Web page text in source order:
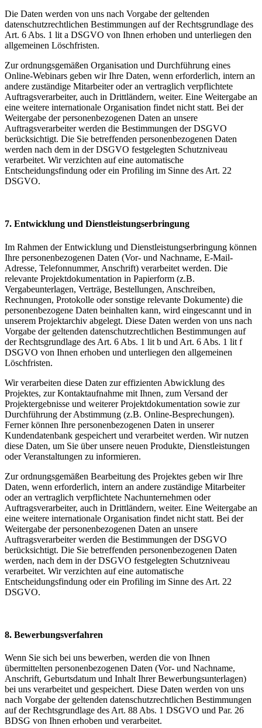
Die Daten werden von uns nach Vorgabe der geltenden
datenschutzrechtlichen Bestimmungen auf der Rechtsgrundlage des
Art. 6 Abs. 1 lit a DSGVO von Ihnen erhoben und unterliegen den
allgemeinen Löschfristen.
Zur ordnungsgemäßen Organisation und Durchführung eines
Online-Webinars geben wir Ihre Daten, wenn erforderlich, intern an
andere zuständige Mitarbeiter oder an vertraglich verpflichtete
Auftragsverarbeiter, auch in Drittländern, weiter. Eine Weitergabe an
eine weitere internationale Organisation findet nicht statt. Bei der
Weitergabe der personenbezogenen Daten an unsere
Auftragsverarbeiter werden die Bestimmungen der DSGVO
berücksichtigt. Die Sie betreffenden personenbezogenen Daten
werden nach dem in der DSGVO festgelegten Schutzniveau
verarbeitet. Wir verzichten auf eine automatische
Entscheidungsfindung oder ein Profiling im Sinne des Art. 22
DSGVO.
7. Entwicklung und Dienstleistungserbringung
Im Rahmen der Entwicklung und Dienstleistungserbringung können
Ihre personenbezogenen Daten (Vor- und Nachname, E-Mail-
Adresse, Telefonnummer, Anschrift) verarbeitet werden. Die
relevante Projektdokumentation in Papierform (z.B.
Vergabeunterlagen, Verträge, Bestellungen, Anschreiben,
Rechnungen, Protokolle oder sonstige relevante Dokumente) die
personenbezogene Daten beinhalten kann, wird eingescannt und in
unserem Projektarchiv abgelegt. Diese Daten werden von uns nach
Vorgabe der geltenden datenschutzrechtlichen Bestimmungen auf
der Rechtsgrundlage des Art. 6 Abs. 1 lit b und Art. 6 Abs. 1 lit f
DSGVO von Ihnen erhoben und unterliegen den allgemeinen
Löschfristen.
Wir verarbeiten diese Daten zur effizienten Abwicklung des
Projektes, zur Kontaktaufnahme mit Ihnen, zum Versand der
Projektergebnisse und weiterer Projektdokumentation sowie zur
Durchführung der Abstimmung (z.B. Online-Besprechungen).
Ferner können Ihre personenbezogenen Daten in unserer
Kundendatenbank gespeichert und verarbeitet werden. Wir nutzen
diese Daten, um Sie über unsere neuen Produkte, Dienstleistungen
oder Veranstaltungen zu informieren.
Zur ordnungsgemäßen Bearbeitung des Projektes geben wir Ihre
Daten, wenn erforderlich, intern an andere zuständige Mitarbeiter
oder an vertraglich verpflichtete Nachunternehmen oder
Auftragsverarbeiter, auch in Drittländern, weiter. Eine Weitergabe an
eine weitere internationale Organisation findet nicht statt. Bei der
Weitergabe der personenbezogenen Daten an unsere
Auftragsverarbeiter werden die Bestimmungen der DSGVO
berücksichtigt. Die Sie betreffenden personenbezogenen Daten
werden, nach dem in der DSGVO festgelegten Schutzniveau
verarbeitet. Wir verzichten auf eine automatische
Entscheidungsfindung oder ein Profiling im Sinne des Art. 22
DSGVO.
8. Bewerbungsverfahren
Wenn Sie sich bei uns bewerben, werden die von Ihnen
übermittelten personenbezogenen Daten (Vor- und Nachname,
Anschrift, Geburtsdatum und Inhalt Ihrer Bewerbungsunterlagen)
bei uns verarbeitet und gespeichert. Diese Daten werden von uns
nach Vorgabe der geltenden datenschutzrechtlichen Bestimmungen
auf der Rechtsgrundlage des Art. 88 Abs. 1 DSGVO und Par. 26
BDSG von Ihnen erhoben und verarbeitet.